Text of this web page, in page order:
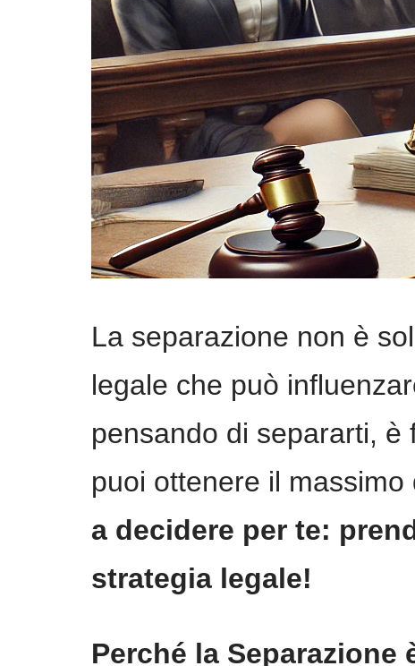
La separazione non è
legale che può
pensando di separarti,
puoi ottenere il
a decidere per te:
strategia legale!
Perché la Separazione